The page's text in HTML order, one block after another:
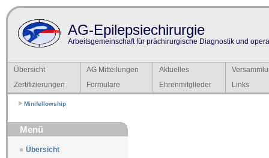
AG-Epilepsiechirurgie
Arbeitsgemeinschaft für prächirurgische Diagnostik und
Übersicht AG Mitteilungen Aktuelles
Zertifizierungen
Formulare Ehrenmitglieder Links
Minifellowship
Menü
Übersicht